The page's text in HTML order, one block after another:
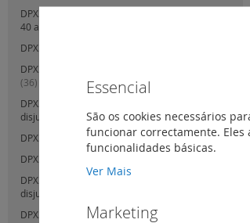
DPX3 250 eletrónicos - disjuntores de potência de
40 a 250 A
DPX3 250 - acessórios
DPX3 160 / 250 - acessórios e auxiliares comuns
(36)
DPX3 630 magnetotérmicos e eletrónicos -
disjuntores de potência de 25 a 630 A(33)
DPX3 630 - blocos diferenciais (14)
DPX3 630 - versões extraíveis e seccionáveis
DPX3 1600 magnetotérmicos e eletrónicos -
disjuntores de potência de 630 a 1600 A
DPX3 630 e 1600 - auxiliares e acessórios
Essencial
São os cookies necessários
funcionar correctamente.
funcionalidades básicas.
Ver Mais
Marketing